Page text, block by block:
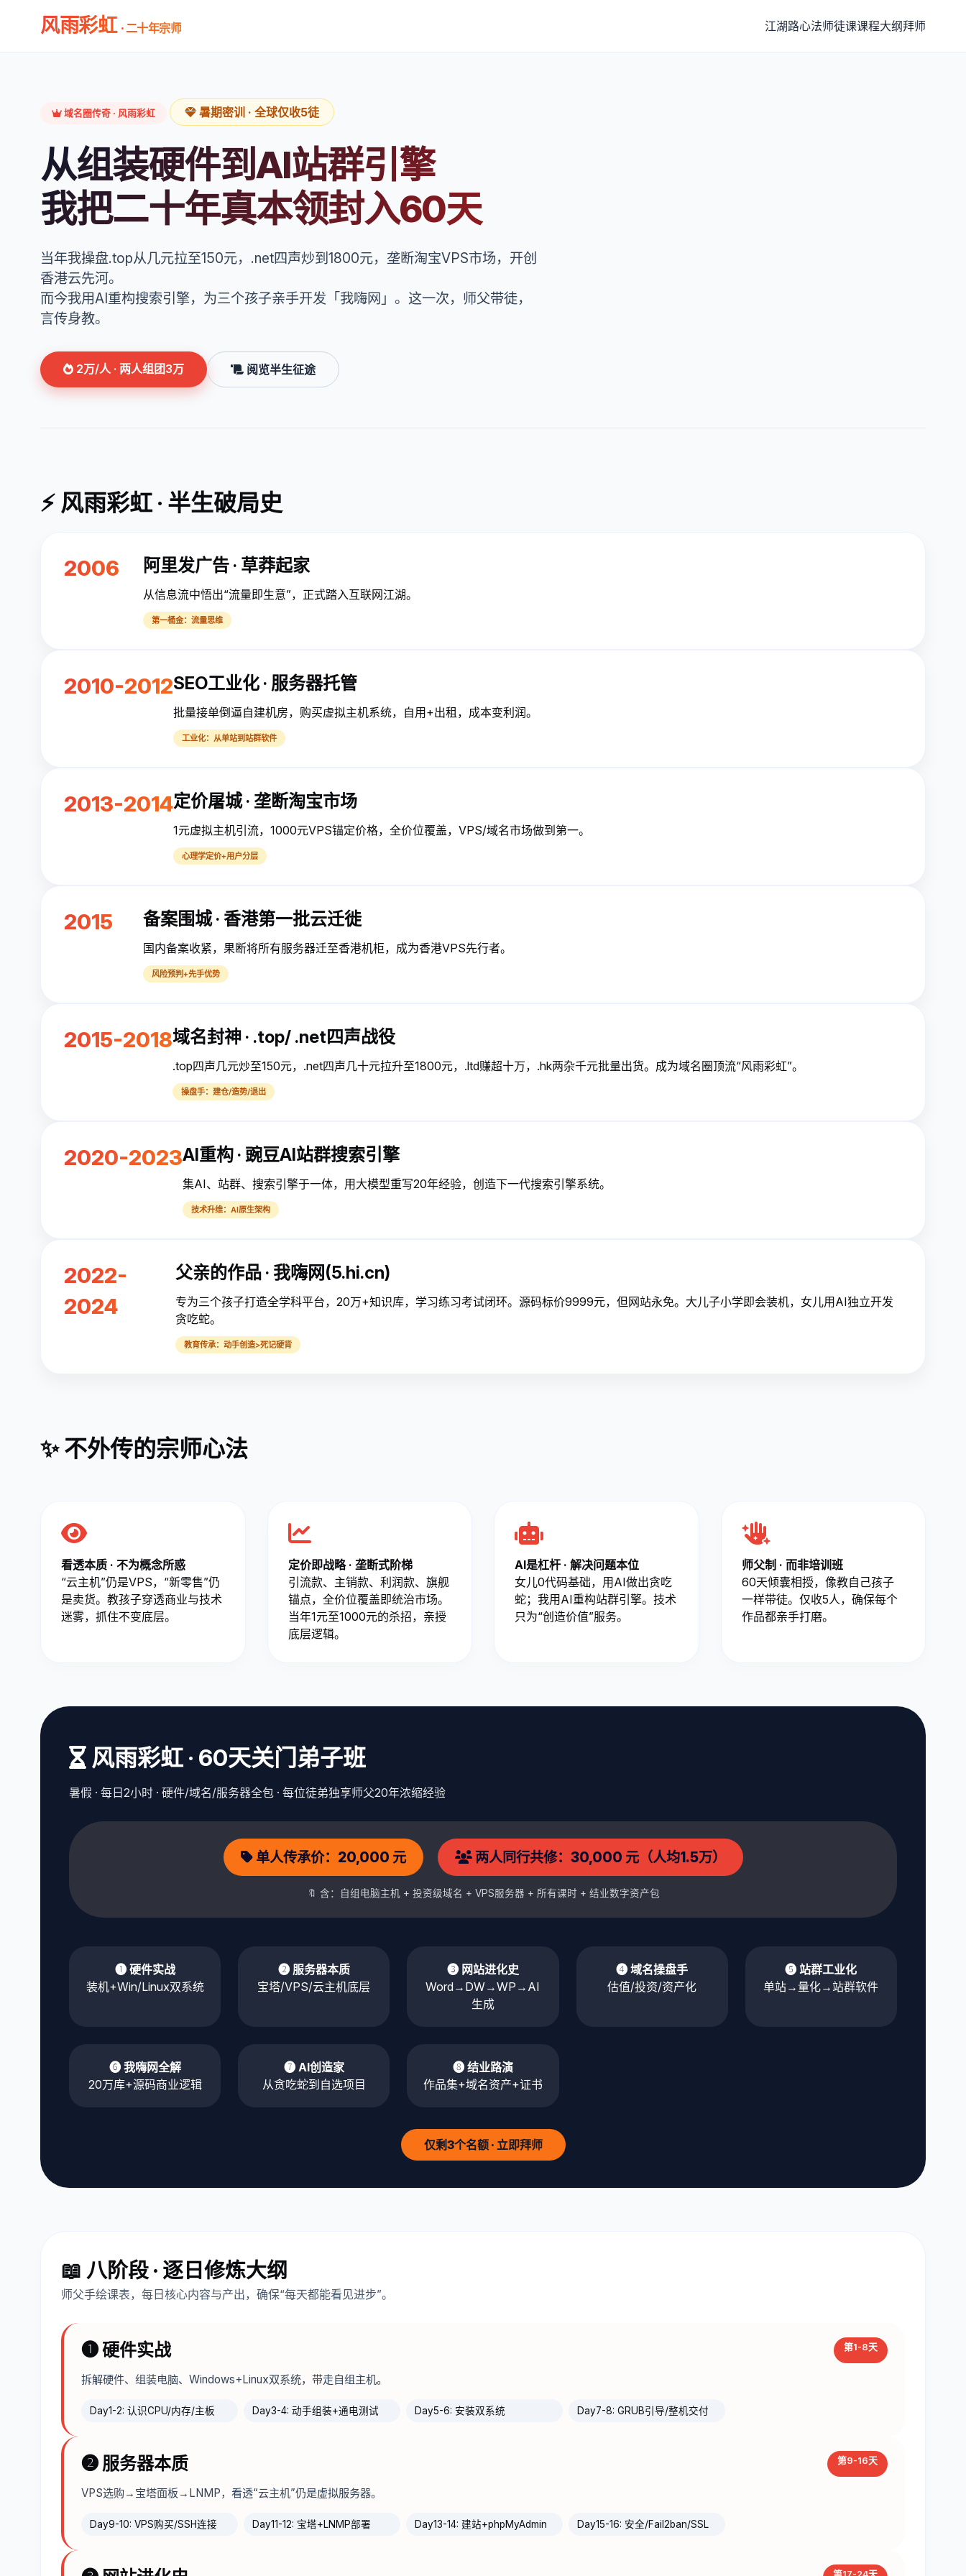
风雨彩虹 · 二十年宗师 江湖路心法师徒课课程大纲拜师
域名圈传奇 · 风雨彩虹 暑期密训 · 全球仅收5徒
从组装硬件到AI站群引擎
我把二十年真本领封入60天
当年我操盘.top从几元拉至150元，.net四声炒到1800元，垄断淘宝VPS市场，开创
香港云先河。
而今我用AI重构搜索引擎，为三个孩子亲手开发「我嗨网」。这一次，师父带徒，
言传身教。
2万/人 · 两人组团3万 阅览半生征途
⚡ 风雨彩虹 · 半生破局史
2006 阿里发广告 · 草莽起家
从信息流中悟出“流量即生意”，正式踏入互联网江湖。
第一桶金：流量思维
2010-2012SEO工业化 · 服务器托管
批量接单倒逼自建机房，购买虚拟主机系统，自用+出租，成本变利润。
工业化：从单站到站群软件
2013-2014定价屠城 · 垄断淘宝市场
1元虚拟主机引流，1000元VPS锚定价格，全价位覆盖，VPS/域名市场做到第一。
心理学定价+用户分层
2015 备案围城 · 香港第一批云迁徙
国内备案收紧，果断将所有服务器迁至香港机柜，成为香港VPS先行者。
风险预判+先手优势
2015-2018域名封神 · .top/ .net四声战役
.top四声几元炒至150元，.net四声几十元拉升至1800元，.ltd赚超十万，.hk两杂千元批量出货。成为域名圈顶流“风雨彩虹”。
操盘手：建仓/造势/退出
2020-2023AI重构 · 豌豆AI站群搜索引擎
集AI、站群、搜索引擎于一体，用大模型重写20年经验，创造下一代搜索引擎系统。
技术升维：AI原生架构
2022-
2024
父亲的作品 · 我嗨网(5.hi.cn)
专为三个孩子打造全学科平台，20万+知识库，学习练习考试闭环。源码标价9999元，但网站永免。大儿子小学即会装机，女儿用AI独立开发
贪吃蛇。
教育传承：动手创造>死记硬背
✨ 不外传的宗师心法
看透本质 · 不为概念所惑
“云主机”仍是VPS，“新零售”仍
是卖货。教孩子穿透商业与技术
迷雾，抓住不变底层。
定价即战略 · 垄断式阶梯
引流款、主销款、利润款、旗舰
锚点，全价位覆盖即统治市场。
当年1元至1000元的杀招，亲授
底层逻辑。
AI是杠杆 · 解决问题本位
女儿0代码基础，用AI做出贪吃
蛇；我用AI重构站群引擎。技术
只为“创造价值”服务。
师父制 · 而非培训班
60天倾囊相授，像教自己孩子
一样带徒。仅收5人，确保每个
作品都亲手打磨。
风雨彩虹 · 60天关门弟子班
暑假 · 每日2小时 · 硬件/域名/服务器全包 · 每位徒弟独享师父20年浓缩经验
单人传承价：20,000 元 两人同行共修：30,000 元（人均1.5万）
🔖 含：自组电脑主机 + 投资级域名 + VPS服务器 + 所有课时 + 结业数字资产包
❶ 硬件实战
装机+Win/Linux双系统
❷ 服务器本质
宝塔/VPS/云主机底层
❸ 网站进化史
Word→DW→WP→AI
生成
❹ 域名操盘手
估值/投资/资产化
❺ 站群工业化
单站→量化→站群软件
❻ 我嗨网全解
20万库+源码商业逻辑
❼ AI创造家
从贪吃蛇到自选项目
❽ 结业路演
作品集+域名资产+证书
仅剩3个名额 · 立即拜师
📖 八阶段 · 逐日修炼大纲
师父手绘课表，每日核心内容与产出，确保“每天都能看见进步”。
❶ 硬件实战 第1-8天
拆解硬件、组装电脑、Windows+Linux双系统，带走自组主机。
Day1-2: 认识CPU/内存/主板 Day3-4: 动手组装+通电测试 Day5-6: 安装双系统 Day7-8: GRUB引导/整机交付
❷ 服务器本质 第9-16天
VPS选购→宝塔面板→LNMP，看透“云主机”仍是虚拟服务器。
Day9-10: VPS购买/SSH连接 Day11-12: 宝塔+LNMP部署 Day13-14: 建站+phpMyAdmin Day15-16: 安全/Fail2ban/SSL